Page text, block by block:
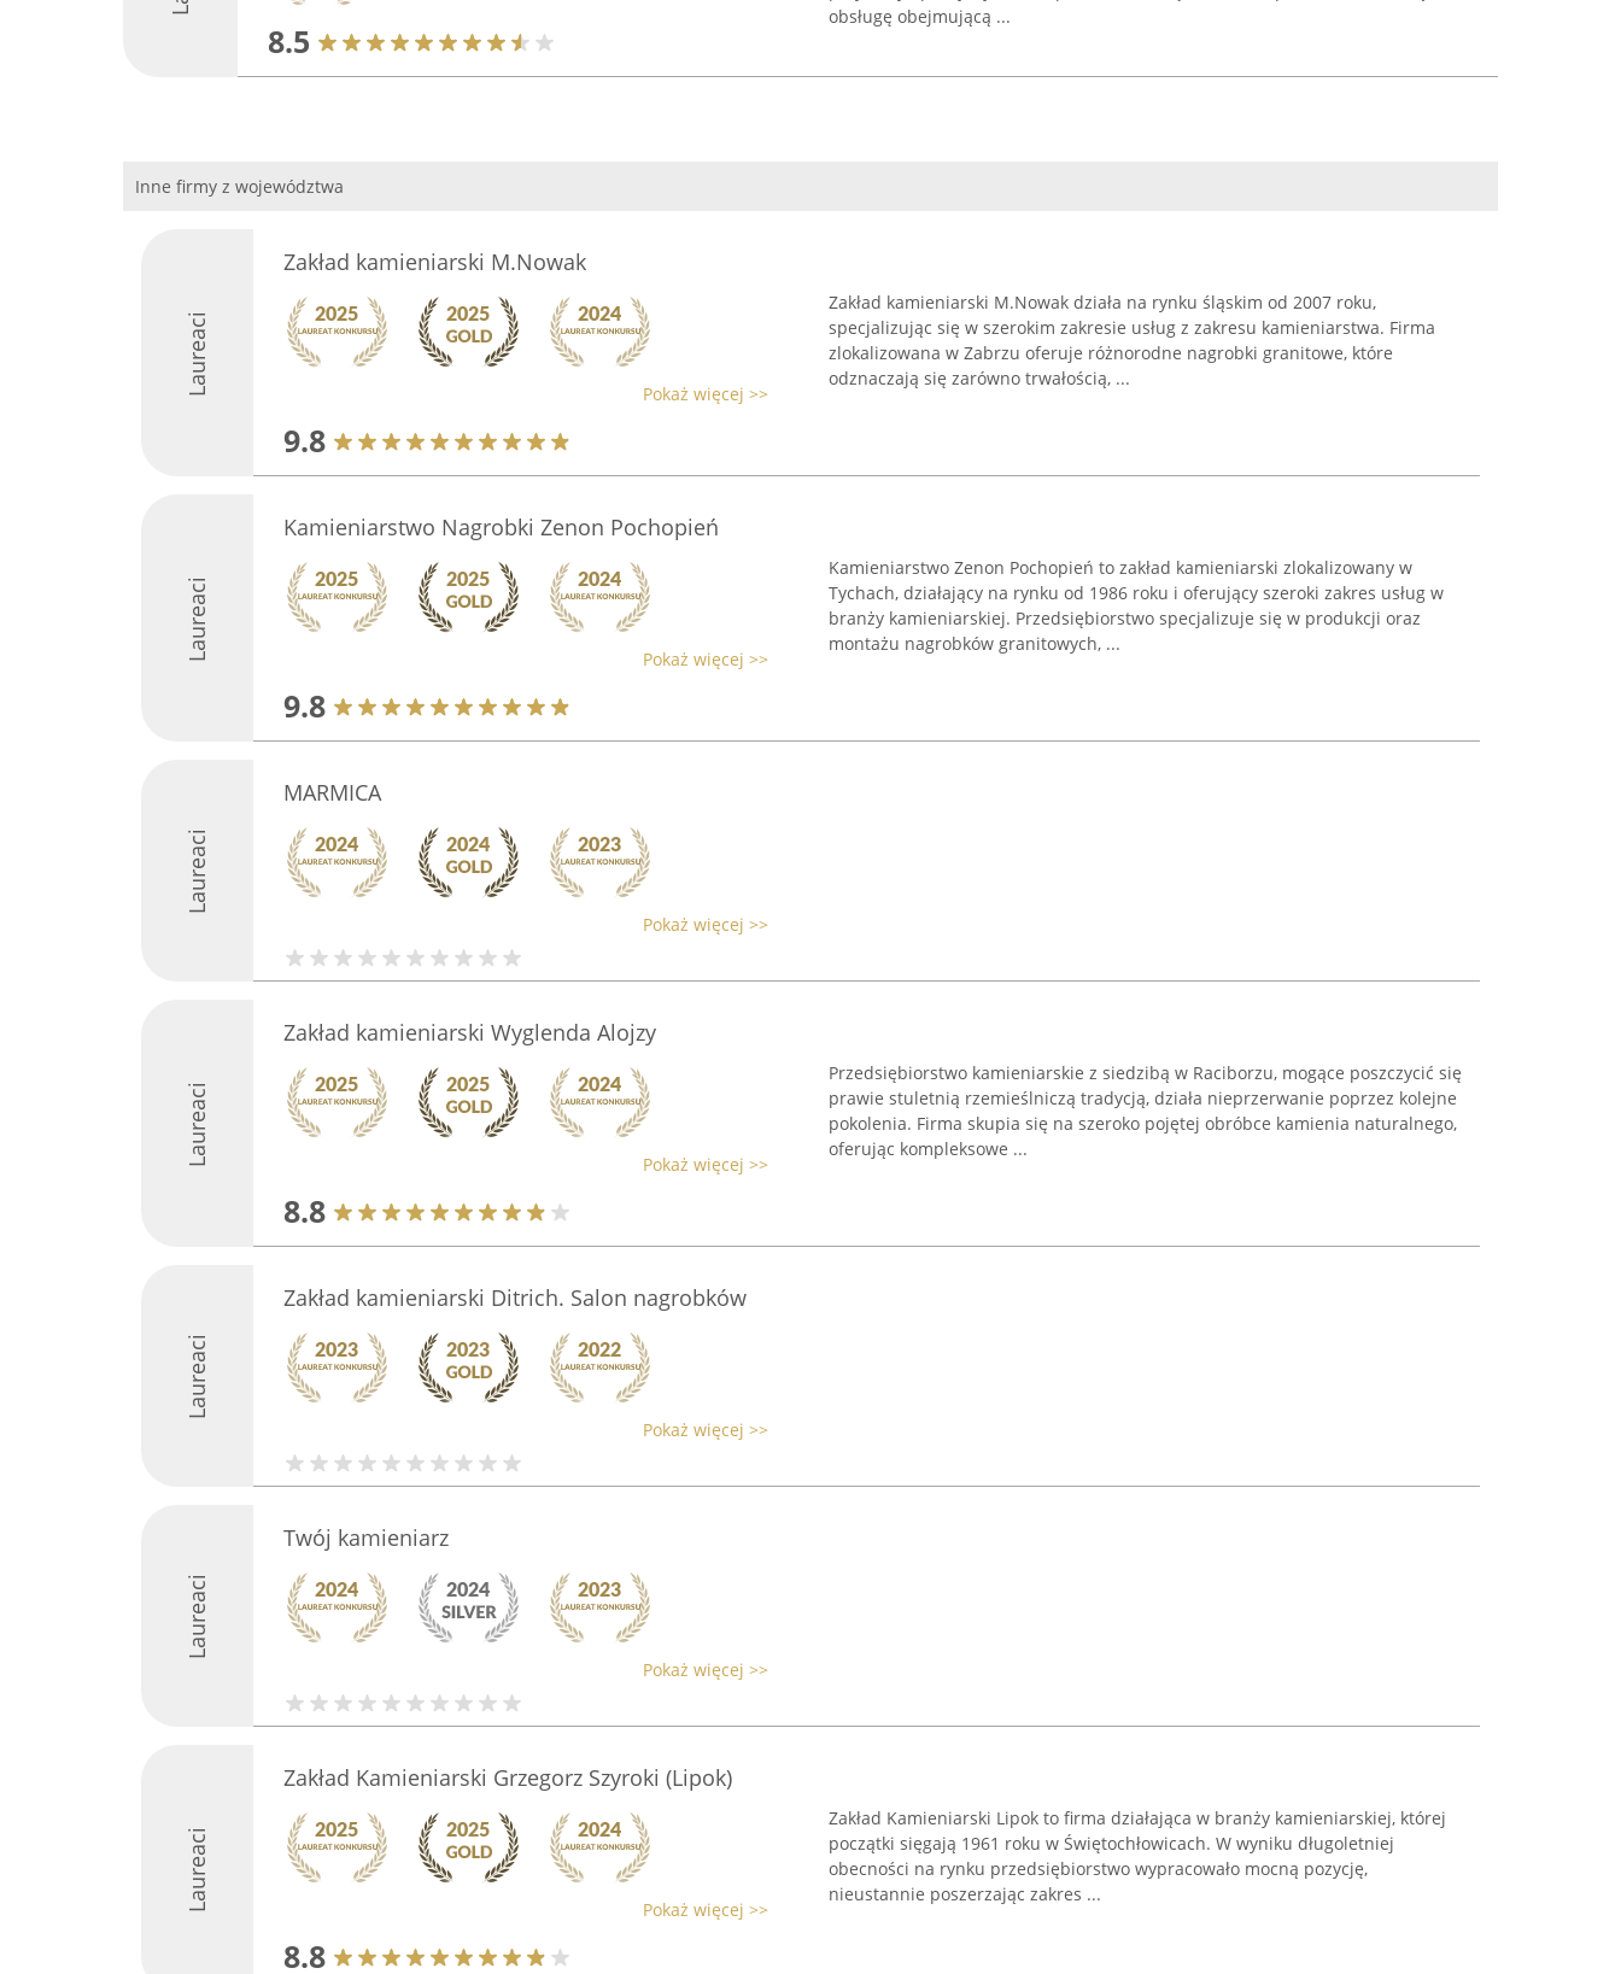
8.5
obsługę obejmującą ...
Inne firmy z województwa
Laureaci
Zakład kamieniarski M.Nowak
Pokaż więcej >>
9.8
Zakład kamieniarski M.Nowak działa na rynku śląskim od 2007 roku,
specjalizując się w szerokim zakresie usług z zakresu kamieniarstwa. Firma
zlokalizowana w Zabrzu oferuje różnorodne nagrobki granitowe, które
odznaczają się zarówno trwałością, ...
Laureaci
Kamieniarstwo Nagrobki Zenon Pochopień
Pokaż więcej >>
9.8
Kamieniarstwo Zenon Pochopień to zakład kamieniarski zlokalizowany w
Tychach, działający na rynku od 1986 roku i oferujący szeroki zakres usług w
branży kamieniarskiej. Przedsiębiorstwo specjalizuje się w produkcji oraz
montażu nagrobków granitowych, ...
Laureaci
MARMICA
Pokaż więcej >>
Laureaci
Zakład kamieniarski Wyglenda Alojzy
Pokaż więcej >>
8.8
Przedsiębiorstwo kamieniarskie z siedzibą w Raciborzu, mogące poszczycić się
prawie stuletnią rzemieślniczą tradycją, działa nieprzerwanie poprzez kolejne
pokolenia. Firma skupia się na szeroko pojętej obróbce kamienia naturalnego,
oferując kompleksowe ...
Laureaci
Zakład kamieniarski Ditrich. Salon nagrobków
Pokaż więcej >>
Laureaci
Twój kamieniarz
Pokaż więcej >>
Laureaci
Zakład Kamieniarski Grzegorz Szyroki (Lipok)
Pokaż więcej >>
8.8
Zakład Kamieniarski Lipok to firma działająca w branży kamieniarskiej, której
początki sięgają 1961 roku w Świętochłowicach. W wyniku długoletniej
obecności na rynku przedsiębiorstwo wypracowało mocną pozycję,
nieustannie poszerzając zakres ...